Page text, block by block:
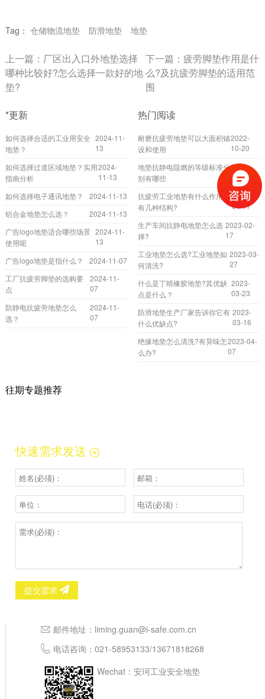
Tag： 仓储物流地垫 防滑地垫 地垫
上一篇： 厂区出入口外地垫选择
哪种比较好?怎么选择一款好的地
垫?
下一篇： 疲劳脚垫作用是什
么?及抗疲劳脚垫的适用范
围
*更新
如何选择合适的工业用安全
地垫？
2024-11-
13
如何选择过道区域地垫？实用
指南分析
2024-
11-13
如何选择电子通讯地垫？
2024-11-13
铝合金地垫怎么选？
2024-11-13
广告logo地垫适合哪些场景
使用呢
2024-11-
13
广告logo地垫是指什么？
2024-11-07
工厂抗疲劳脚垫的选购要
点
2024-11-
07
防静电抗疲劳地垫怎么
选？
2024-11-
07
热门阅读
耐磨抗疲劳地垫可以大面积铺
设和使用
2022-
10-20
地垫抗静电阻燃的等级标准分
别有哪些
2022-
02-24
抗疲劳工业地垫有什么作用?
有几种结构?
2023-
04-17
生产车间抗静电地垫怎么选
择?
2023-02-
17
工业地垫怎么选?工业地垫如
何清洗?
2023-03-
27
什么是丁晴橡胶地垫?其优缺
点是什么？
2023-
03-23
防滑地垫生产厂家告诉你它有
什么优缺点?
2023-
03-16
绝缘地垫怎么清洗?有异味怎
么办?
2023-04-
07
往期专题推荐
快速需求发送
提交需求
邮件地址： liming.guan@i-safe.com.cn
电话咨询： 021-58953133/13671818268
Wechat：安珂工业安全地垫